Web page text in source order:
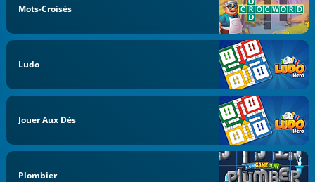
Mots-Croisés
Ludo
Jouer Aux Dés
Plombier